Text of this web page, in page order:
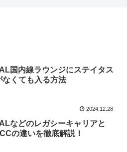
国内線ラウンジにステイタス
なくても入る方法
2024.12.28
などのレガシーキャリアと
の違いを徹底解説！